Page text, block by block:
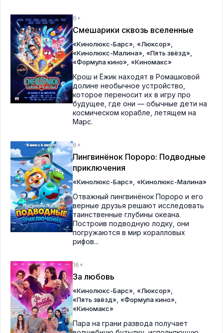
6+
Смешарики сквозь вселенные
«Кинолюкс-Барс», «Люксор»,
«Кинолюкс-Малина», «Пять звёзд»,
«Формула кино», «Киномакс»
Крош и Ёжик находят в Ромашковой
долине необычное устройство,
которое переносит их в игру про
будущее, где они — обычные дети на
космическом корабле, летящем на
Марс.
6+
Пингвинёнок Пороро: Подводные
приключения
«Кинолюкс-Барс», «Кинолюкс-Малина»
Отважный пингвинёнок Пороро и его
верные друзья решают исследовать
таинственные глубины океана.
Построив подводную лодку, они
погружаются в мир коралловых
рифов...
16+
За любовь
«Кинолюкс-Барс», «Люксор»,
«Пять звёзд», «Формула кино»,
«Киномакс»
Пара на грани развода получает